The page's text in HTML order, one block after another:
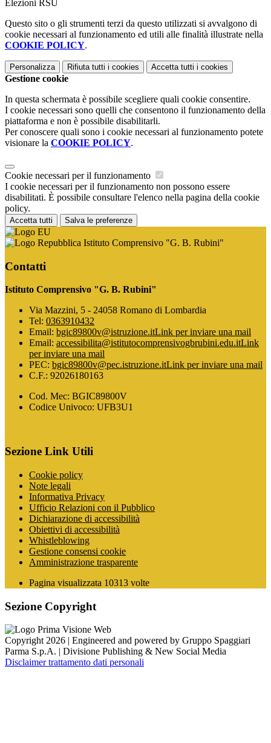
Elezioni RSU
Questo sito o gli strumenti terzi da questo utilizzati si avvalgono di
cookie necessari al funzionamento ed utili alle finalità illustrate nella
COOKIE POLICY.
Personalizza Rifiuta tutti i cookies Accetta tutti i cookies
Gestione cookie
In questa schermata è possibile scegliere quali cookie consentire.
I cookie necessari sono quelli che consentono il funzionamento della
piattaforma e non è possibile disabilitarli.
Per conoscere quali sono i cookie necessari al funzionamento potete
visionare la COOKIE POLICY.
Cookie necessari per il funzionamento
I cookie necessari per il funzionamento non possono essere
disabilitati. È possibile consultare l'elenco nella pagina della cookie
policy.
Accetta tutti Salva le preferenze
Istituto Comprensivo "G. B. Rubini"
Contatti
Istituto Comprensivo "G. B. Rubini"
Via Mazzini, 5 - 24058 Romano di Lombardia
Tel: 0363910432
Email: bgic89800v@istruzione.itLink per inviare una mail
Email: accessibilita@istitutocomprensivogbrubini.edu.itLink
per inviare una mail
PEC: bgic89800v@pec.istruzione.itLink per inviare una mail
C.F.: 92026180163
Cod. Mec: BGIC89800V
Codice Univoco: UFB3U1
Sezione Link Utili
Cookie policy
Note legali
Informativa Privacy
Ufficio Relazioni con il Pubblico
Dichiarazione di accessibilità
Obiettivi di accessibilità
Whistleblowing
Gestione consensi cookie
Amministrazione trasparente
Pagina visualizzata 10313 volte
Sezione Copyright
Copyright 2026 | Engineered and powered by Gruppo Spaggiari
Parma S.p.A. | Divisione Publishing & New Social Media
Disclaimer trattamento dati personali